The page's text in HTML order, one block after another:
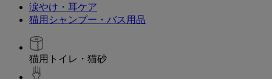
涙やけ・耳ケア
猫用シャンプー・バス用品
猫用トイレ・猫砂